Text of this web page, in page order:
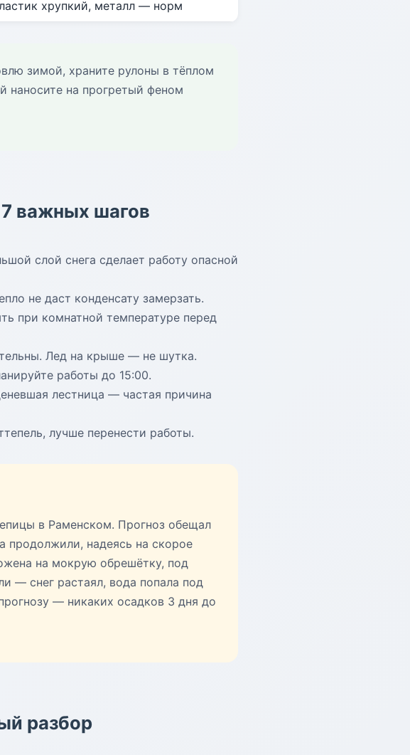
хрупкий, металл — норм
зимой, храните рулоны в тёплом
наносите на прогретый феном
важных шагов
слой снега сделает работу опасной
не даст конденсату замерзать.
при комнатной температуре перед
Лед на крыше — не шутка.
работы до 15:00.
лестница — частая причина
лучше перенести работы.
в Раменском. Прогноз обещал
продолжили, надеясь на скорое
на мокрую обрешётку, под
— снег растаял, вода попала под
— никаких осадков 3 дня до
разбор